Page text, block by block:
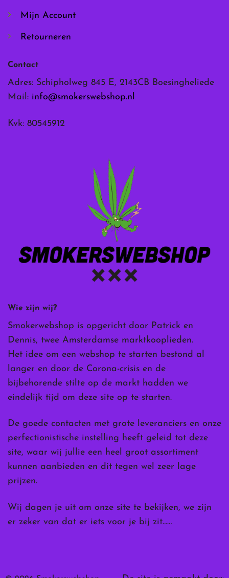
Wie zijn wij?
Smokerwebshop is opgericht door Patrick en
Dennis, twee Amsterdamse marktkooplieden.
Het idee om een webshop te starten bestond al
langer en door de Corona-crisis en de
bijbehorende stilte op de markt hadden we
eindelijk tijd om deze site op te starten.
De goede contacten met grote leveranciers en onze
perfectionistische instelling heeft geleid tot deze
site, waar wij jullie een heel groot assortiment
kunnen aanbieden en dit tegen wel zeer lage
prijzen.
Wij dagen je uit om onze site te bekijken, we zijn
er zeker van dat er iets voor je bij zit……
Mijn Account
Retourneren
Contact
Adres: Schipholweg 845 E, 2143CB Boesingheliede
Mail: info@smokerswebshop.nl
Kvk: 80545912